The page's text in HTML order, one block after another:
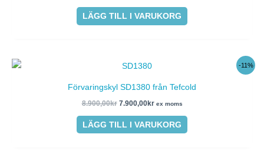
LÄGG TILL I VARUKORG
-11%
Förvaringskyl SD1380 från Tefcold
8.900,00kr
Det
var:
8.900,00kr.
7.900,00kr
priset
är:
7.900,00kr.
ex moms
LÄGG TILL I VARUKORG